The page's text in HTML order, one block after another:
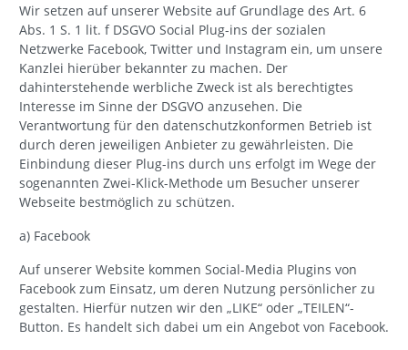
Wir setzen auf unserer Website auf Grundlage des Art. 6
Abs. 1 S. 1 lit. f DSGVO Social Plug-ins der sozialen
Netzwerke Facebook, Twitter und Instagram ein, um unsere
Kanzlei hierüber bekannter zu machen. Der
dahinterstehende werbliche Zweck ist als berechtigtes
Interesse im Sinne der DSGVO anzusehen. Die
Verantwortung für den datenschutzkonformen Betrieb ist
durch deren jeweiligen Anbieter zu gewährleisten. Die
Einbindung dieser Plug-ins durch uns erfolgt im Wege der
sogenannten Zwei-Klick-Methode um Besucher unserer
Webseite bestmöglich zu schützen.
a) Facebook
Auf unserer Website kommen Social-Media Plugins von
Facebook zum Einsatz, um deren Nutzung persönlicher zu
gestalten. Hierfür nutzen wir den „LIKE“ oder „TEILEN“-
Button. Es handelt sich dabei um ein Angebot von Facebook.